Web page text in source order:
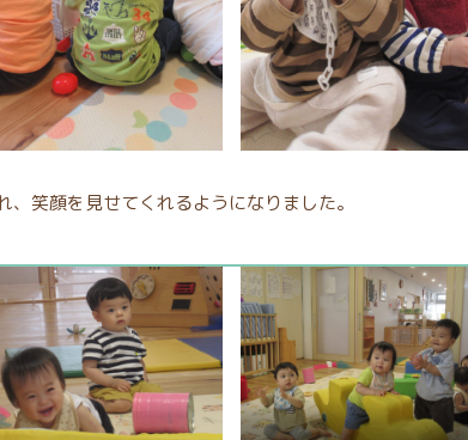
笑顔を見せてくれるようになりました。